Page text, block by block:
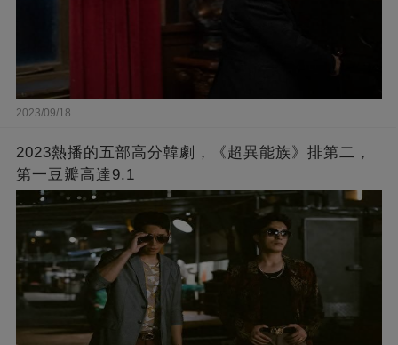
2023/09/18
2023熱播的五部高分韓劇，《超異能族》排第二，
第一豆瓣高達9.1